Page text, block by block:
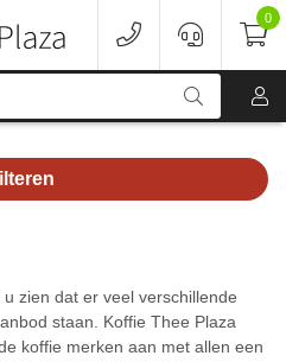
0
zien dat er veel verschillende
staan. Koffie Thee Plaza
koffie merken aan met allen een